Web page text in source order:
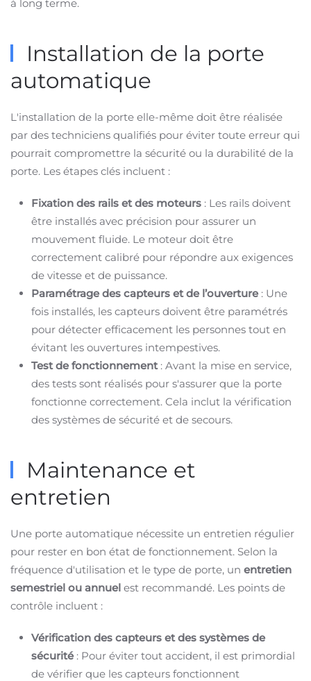
à long terme.
Installation de la porte
automatique
L'installation de la porte elle-même doit être réalisée
par des techniciens qualifiés pour éviter toute erreur qui
pourrait compromettre la sécurité ou la durabilité de la
porte. Les étapes clés incluent :
Fixation des rails et des moteurs : Les rails doivent
être installés avec précision pour assurer un
mouvement fluide. Le moteur doit être
correctement calibré pour répondre aux exigences
de vitesse et de puissance.
Paramétrage des capteurs et de l’ouverture : Une
fois installés, les capteurs doivent être paramétrés
pour détecter efficacement les personnes tout en
évitant les ouvertures intempestives.
Test de fonctionnement: Avant la mise en service,
des tests sont réalisés pour s'assurer que la porte
fonctionne correctement. Cela inclut la vérification
des systèmes de sécurité et de secours.
Maintenance et
entretien
Une porte automatique nécessite un entretien régulier
pour rester en bon état de fonctionnement. Selon la
fréquence d'utilisation et le type de porte, un entretien
semestriel ou annuel est recommandé. Les points de
contrôle incluent :
Vérification des capteurs et des systèmes de
sécurité : Pour éviter tout accident, il est primordial
de vérifier que les capteurs fonctionnent